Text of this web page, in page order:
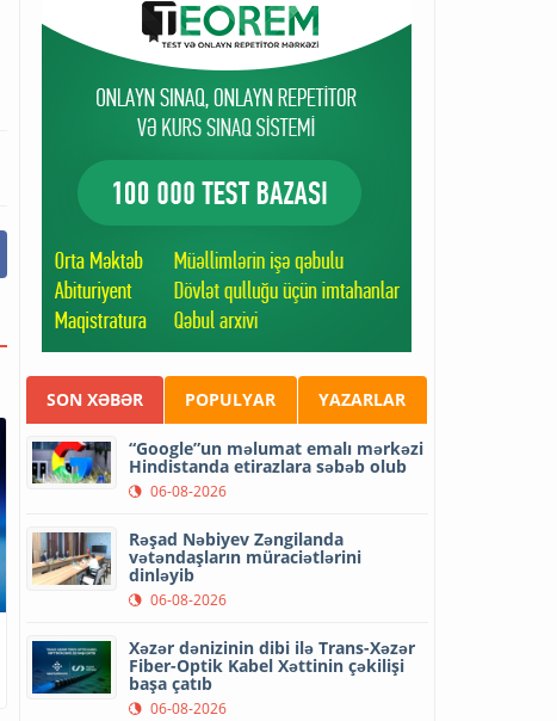
SON XƏBƏR POPULYAR YAZARLAR
“Google”un məlumat emalı mərkəzi
Hindistanda etirazlara səbəb olub
06-08-2026
Rəşad Nəbiyev Zəngilanda
vətəndaşların müraciətlərini
dinləyib
06-08-2026
Xəzər dənizinin dibi ilə Trans-Xəzər
Fiber-Optik Kabel Xəttinin çəkilişi
başa çatıb
06-08-2026